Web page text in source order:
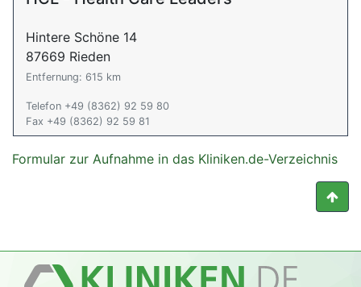
Hintere Schöne 14
87669 Rieden
Entfernung: 615 km
Telefon +49 (8362) 92 59 80
Fax +49 (8362) 92 59 81
Formular zur Aufnahme in das Kliniken.de-Verzeichnis